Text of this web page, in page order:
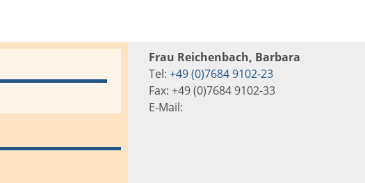
Frau Reichenbach, Barbara
Tel: +49 (0)7684 9102-23
Fax: +49 (0)7684 9102-33
E-Mail: